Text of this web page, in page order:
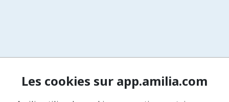
Les cookies sur app.amilia.com